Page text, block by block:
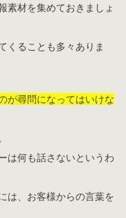
素材を集めておきましょ
くることも多々ありま
が尋問になってはいけな
は何も話さないというわ
は、お客様からの言葉を